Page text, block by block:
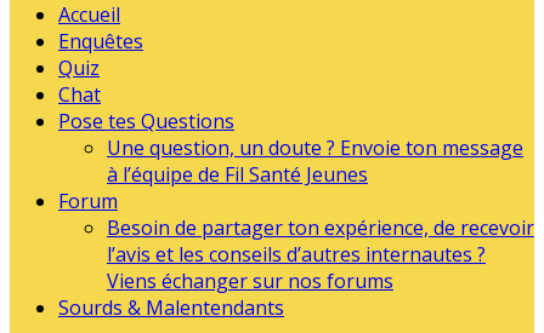
Accueil
Enquêtes
Quiz
Chat
Pose tes Questions
Une question, un doute ? Envoie ton message
à l’équipe de Fil Santé Jeunes
Forum
Besoin de partager ton expérience, de recevoir
l’avis et les conseils d’autres internautes ?
Viens échanger sur nos forums
Sourds & Malentendants